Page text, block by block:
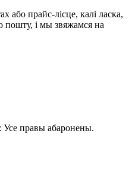
або прайс-лісце, калі ласка,
пошту, і мы звяжамся на
Усе правы абаронены.